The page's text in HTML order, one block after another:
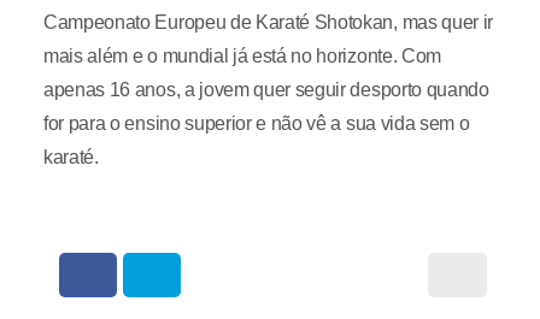
Campeonato Europeu de Karaté Shotokan, mas quer ir
mais além e o mundial já está no horizonte. Com
apenas 16 anos, a jovem quer seguir desporto quando
for para o ensino superior e não vê a sua vida sem o
karaté.